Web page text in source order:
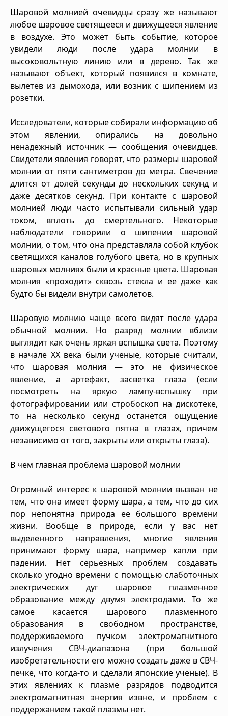
Шаровой молнией очевидцы сразу же называют
любое шаровое светящееся и движущееся явление
в воздухе. Это может быть событие, которое
увидели люди после удара молнии в
высоковольтную линию или в дерево. Так же
называют объект, который появился в комнате,
вылетев из дымохода, или возник с шипением из
розетки.
Исследователи, которые собирали информацию об
этом явлении, опирались на довольно
ненадежный источник — сообщения очевидцев.
Свидетели явления говорят, что размеры шаровой
молнии от пяти сантиметров до метра. Свечение
длится от долей секунды до нескольких секунд и
даже десятков секунд. При контакте с шаровой
молнией люди часто испытывали сильный удар
током, вплоть до смертельного. Некоторые
наблюдатели говорили о шипении шаровой
молнии, о том, что она представляла собой клубок
светящихся каналов голубого цвета, но в крупных
шаровых молниях были и красные цвета. Шаровая
молния «проходит» сквозь стекла и ее даже как
будто бы видели внутри самолетов.
Шаровую молнию чаще всего видят после удара
обычной молнии. Но разряд молнии вблизи
выглядит как очень яркая вспышка света. Поэтому
в начале XX века были ученые, которые считали,
что шаровая молния — это не физическое
явление, а артефакт, засветка глаза (если
посмотреть на яркую лампу-вспышку при
фотографировании или стробоскоп на дискотеке,
то на несколько секунд останется ощущение
движущегося светового пятна в глазах, причем
независимо от того, закрыты или открыты глаза).
В чем главная проблема шаровой молнии
Огромный интерес к шаровой молнии вызван не
тем, что она имеет форму шара, а тем, что до сих
пор непонятна природа ее большого времени
жизни. Вообще в природе, если у вас нет
выделенного направления, многие явления
принимают форму шара, например капли при
падении. Нет серьезных проблем создавать
сколько угодно времени с помощью слаботочных
электрических дуг шаровое плазменное
образование между двумя электродами. То же
самое касается шарового плазменного
образования в свободном пространстве,
поддерживаемого пучком электромагнитного
излучения СВЧ-диапазона (при большой
изобретательности его можно создать даже в СВЧ-
печке, что когда-то и сделали японские ученые). В
этих явлениях к плазме разрядов подводится
электромагнитная энергия извне, и проблем с
поддержанием такой плазмы нет.